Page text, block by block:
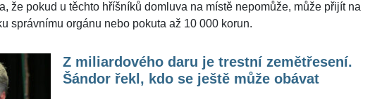
že pokud u těchto hříšníků domluva na místě nepomůže, může přijít na
správnímu orgánu nebo pokuta až 10 000 korun.
Z miliardového daru je trestní zemětřesení.
Šándor řekl, kdo se ještě může obávat